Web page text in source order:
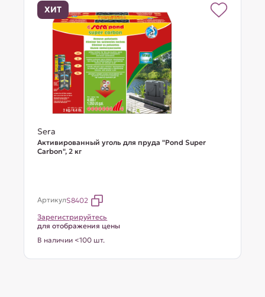
ХИТ
Sera
Активированный уголь для пруда "Pond Super
Carbon", 2 кг
АртикулS8402
Зарегистрируйтесь
для отображения цены
В наличии <100 шт.